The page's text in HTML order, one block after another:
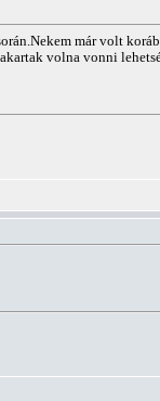
már volt
volna vonni